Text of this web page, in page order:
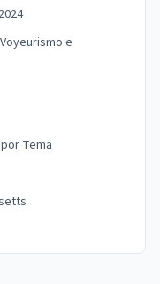
e
Tema